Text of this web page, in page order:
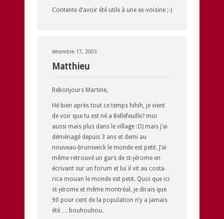
Contente d’avoir été utile à une ex-voisine ;-)
décembre 17, 2003
Matthieu
Rebonjours Martine,
Hé bien après tout ce temps hihih, je vient
de voir que tu est né a Bellefeuille? moi
aussi mais plus dans le village :O) mais j’ai
déménagé depuis 3 ans et demi au
nouveau-brunswick le monde est petit. J’ai
même retrouvé un gars de st-jérome en
écrivant sur un forum et lui il vit au costa
rica mouan le monde est petit. Quoi que ici
st-jérome et même montréal, je dirais que
90 pour cent de la population n’y a jamais
été…. bouhouhou.